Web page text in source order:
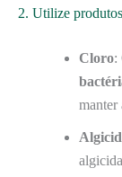
2. Utilize
Cloro:
manter